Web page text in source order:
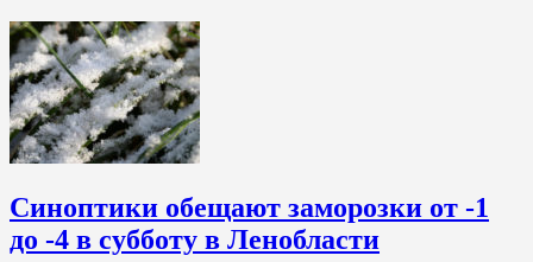
Синоптики обещают заморозки от -1
до -4 в субботу в Ленобласти